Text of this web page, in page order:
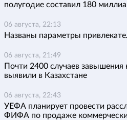
полугодие составил 180
06 августа, 22:13
Названы параметры
06 августа, 21:49
Почти 2400 случаев
выявили в Казахстане
06 августа, 22:43
УЕФА планирует провести
ФИФА по продаже